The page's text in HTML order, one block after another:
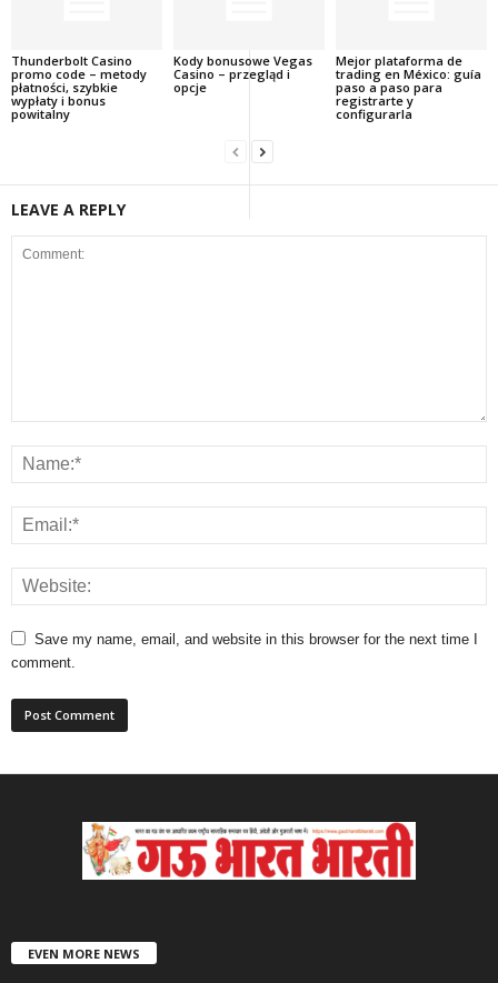
Thunderbolt Casino
promo code – metody
płatności, szybkie
wypłaty i bonus
powitalny
Kody bonusowe Vegas
Casino – przegląd i
opcje
Mejor plataforma de
trading en México: guía
paso a paso para
registrarte y
configurarla
LEAVE A REPLY
Save my name, email, and website in this browser for the next time I
comment.
EVEN MORE NEWS